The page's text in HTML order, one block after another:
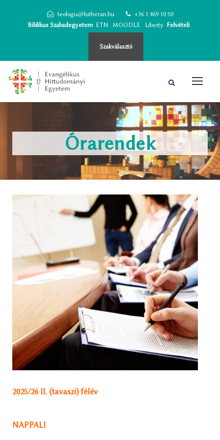
teologia@lutheran.hu
+36 1 469 10 50
Biblikus Szabadegyetem ETN MOODLE Liberty Felvételi
Szakválasztó
Órarendek
2025/26 II. (tavaszi) félév
NAPPALI